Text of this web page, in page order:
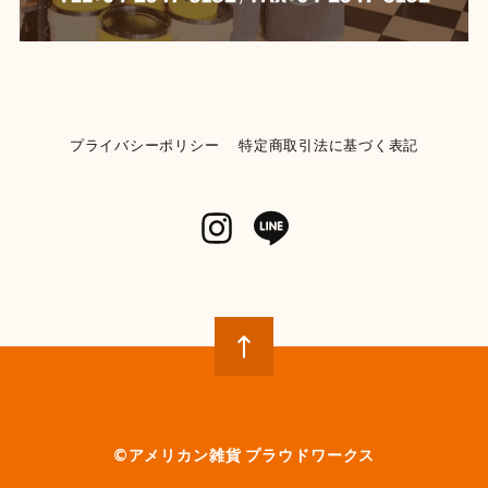
プライバシーポリシー 特定商取引法に基づく表記
©︎アメリカン雑貨 プラウドワークス